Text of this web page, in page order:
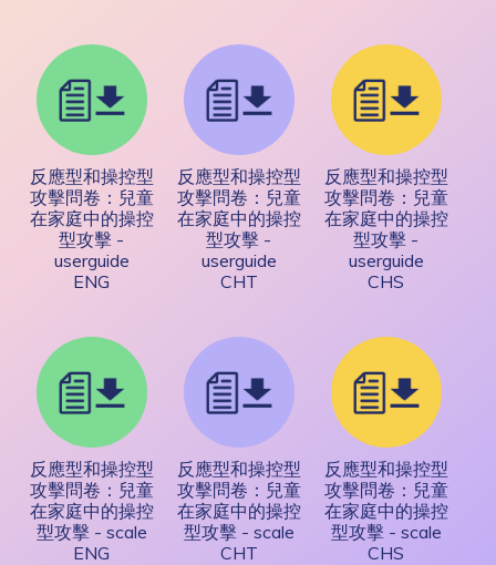
反應型和操控型
攻擊問卷：兒童
在家庭中的操控
型攻擊 -
userguide
ENG
反應型和操控型
攻擊問卷：兒童
在家庭中的操控
型攻擊 -
userguide
CHT
反應型和操控型
攻擊問卷：兒童
在家庭中的操控
型攻擊 -
userguide
CHS
反應型和操控型
攻擊問卷：兒童
在家庭中的操控
型攻擊 - scale
ENG
反應型和操控型
攻擊問卷：兒童
在家庭中的操控
型攻擊 - scale
CHT
反應型和操控型
攻擊問卷：兒童
在家庭中的操控
型攻擊 - scale
CHS